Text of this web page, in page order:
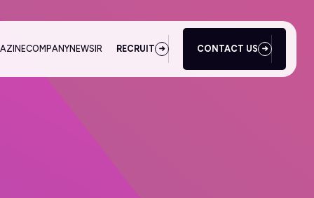
COMPANYNEWS IR RECRUIT CONTACT US